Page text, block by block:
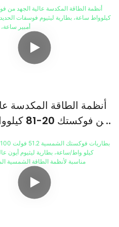
أنظمة الطاقة المكدسة
من فوكستك
بطارية ليثيوم فوسفات
الجهد 100 أمبير
ذاتي